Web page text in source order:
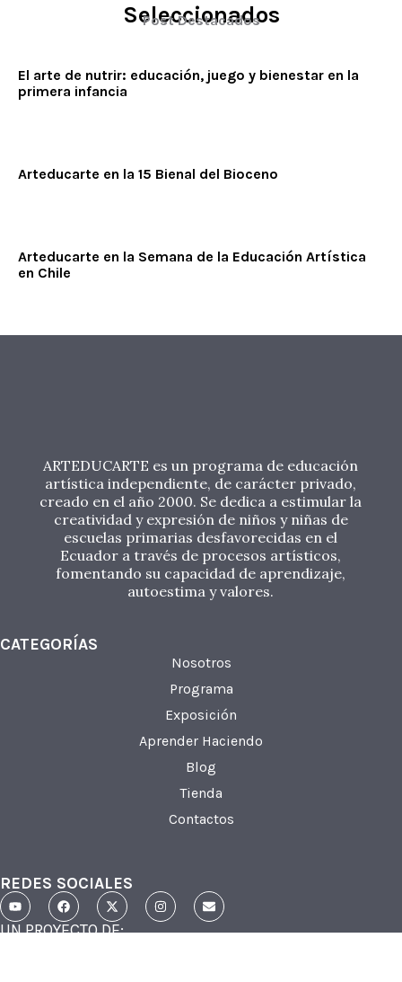
Seleccionados
Post Destacados
El arte de nutrir: educación, juego y bienestar en la
primera infancia
Arteducarte en la 15 Bienal del Bioceno
Arteducarte en la Semana de la Educación Artística
en Chile
ARTEDUCARTE es un programa de educación
artística independiente, de carácter privado,
creado en el año 2000. Se dedica a estimular la
creatividad y expresión de niños y niñas de
escuelas primarias desfavorecidas en el
Ecuador a través de procesos artísticos,
fomentando su capacidad de aprendizaje,
autoestima y valores.
CATEGORÍAS
Nosotros
Programa
Exposición
Aprender Haciendo
Blog
Tienda
Contactos
REDES SOCIALES
UN PROYECTO DE: